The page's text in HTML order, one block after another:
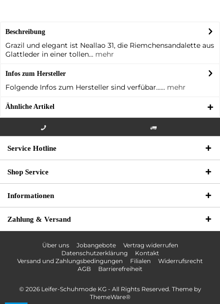
Beschreibung
Grazil und elegant ist Neallao 31, die Riemchensandalette aus
Glattleder in einer tollen... mehr
Infos zum Hersteller
Folgende Infos zum Hersteller sind verfübar...... mehr
Ähnliche Artikel
000
Service Hotline
Shop Service
Informationen
Zahlung & Versand
Über uns Jobangebote
Vertrag widerrufen
Datenschutzerklärung
Kontakt
Versand und Zahlungsbedingungen
Filialen
Widerrufsrecht
AGB
Barrierefreiheit
© 2026 Leifer-Schuhmode KG - All Rights Reserved. Theme by
ThemeWare®